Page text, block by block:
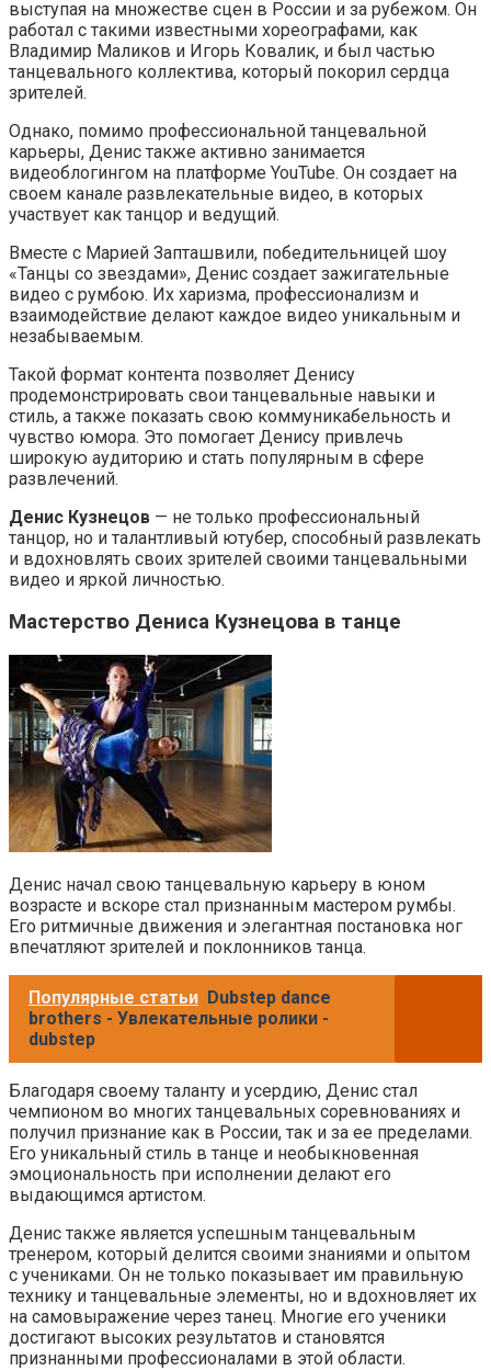
выступая на множестве сцен в России и за рубежом. Он
работал с такими известными хореографами, как
Владимир Маликов и Игорь Ковалик, и был частью
танцевального коллектива, который покорил сердца
зрителей.
Однако, помимо профессиональной танцевальной
карьеры, Денис также активно занимается
видеоблогингом на платформе YouTube. Он создает на
своем канале развлекательные видео, в которых
участвует как танцор и ведущий.
Вместе с Марией Запташвили, победительницей шоу
«Танцы со звездами», Денис создает зажигательные
видео с румбою. Их харизма, профессионализм и
взаимодействие делают каждое видео уникальным и
незабываемым.
Такой формат контента позволяет Денису
продемонстрировать свои танцевальные навыки и
стиль, а также показать свою коммуникабельность и
чувство юмора. Это помогает Денису привлечь
широкую аудиторию и стать популярным в сфере
развлечений.
Денис Кузнецов — не только профессиональный
танцор, но и талантливый ютубер, способный развлекать
и вдохновлять своих зрителей своими танцевальными
видео и яркой личностью.
Мастерство Дениса Кузнецова в танце
Денис начал свою танцевальную карьеру в юном
возрасте и вскоре стал признанным мастером румбы.
Его ритмичные движения и элегантная постановка ног
впечатляют зрителей и поклонников танца.
Популярные статьи Dubstep dance
brothers - Увлекательные ролики -
dubstep
Благодаря своему таланту и усердию, Денис стал
чемпионом во многих танцевальных соревнованиях и
получил признание как в России, так и за ее пределами.
Его уникальный стиль в танце и необыкновенная
эмоциональность при исполнении делают его
выдающимся артистом.
Денис также является успешным танцевальным
тренером, который делится своими знаниями и опытом
с учениками. Он не только показывает им правильную
технику и танцевальные элементы, но и вдохновляет их
на самовыражение через танец. Многие его ученики
достигают высоких результатов и становятся
признанными профессионалами в этой области.